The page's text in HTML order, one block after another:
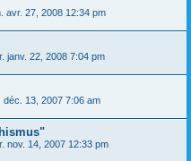
avr. 27, 2008 12:34 pm
janv. 22, 2008 7:04 pm
déc. 13, 2007 7:06 am
nov. 14, 2007 12:33 pm